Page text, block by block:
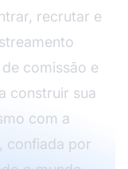
recrutar e
comissão e
construir sua
com a
confiada por